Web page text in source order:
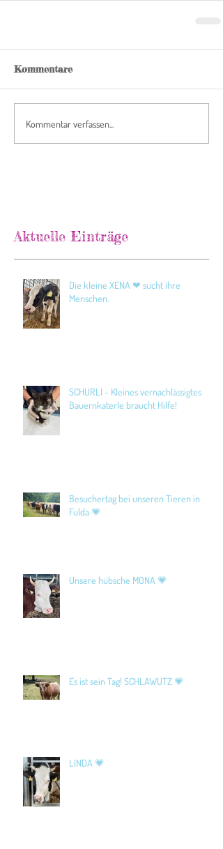
Kommentare
Kommentar verfassen...
Aktuelle Einträge
Die kleine XENA ❤ sucht ihre
Menschen.
SCHURLI - Kleines vernachlässigtes
Bauernkaterle braucht Hilfe!
Besuchertag bei unseren Tieren in
Fulda 💗
Unsere hübsche MONA 💗
Es ist sein Tag! SCHLAWUTZ 💗
LINDA 💗